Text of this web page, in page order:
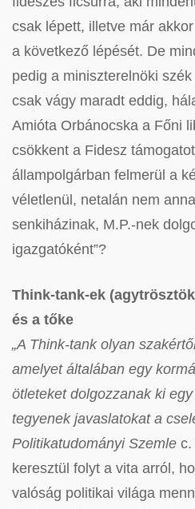
csak lépett, illetve már
a következő lépését. De
pedig a miniszterelnöki
csak vágy maradt eddig,
Amióta Orbánocska a Főni
csökkent a Fidesz
állampolgárban felmerül a
véletlenül, netalán nem
senkiházinak, M.P.-nek
igazgatóként”?
Think-tank-ek
és a tőke
„A Think-tank olyan
amelyet általában egy
ötleteket dolgozzanak ki
tegyenek javaslatokat a
Politikatudományi Szemle c.
keresztül folyt a vita arról,
valóság politikai világa